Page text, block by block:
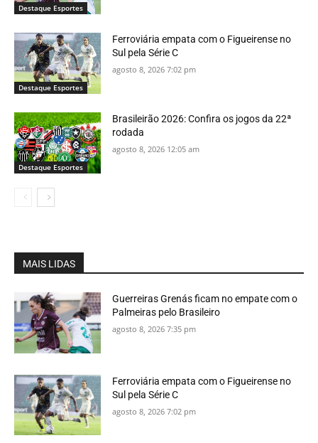
Destaque Esportes
Destaque Esportes
Ferroviária empata com o Figueirense no
Sul pela Série C
agosto 8, 2026 7:02 pm
Destaque Esportes
Brasileirão 2026: Confira os jogos da 22ª
rodada
agosto 8, 2026 12:05 am
MAIS LIDAS
Guerreiras Grenás ficam no empate com o
Palmeiras pelo Brasileiro
agosto 8, 2026 7:35 pm
Ferroviária empata com o Figueirense no
Sul pela Série C
agosto 8, 2026 7:02 pm